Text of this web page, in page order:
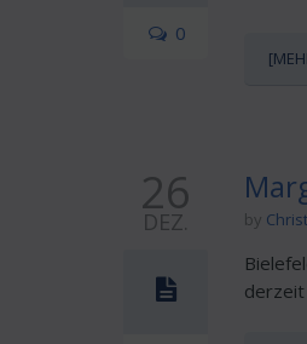
0
26
DEZ. by
derzeit